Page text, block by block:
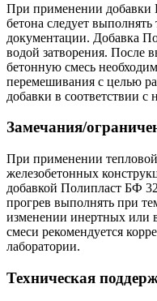
При применении добавки
бетона следует
документации. Добавка
водой затворения. После
бетонную смесь
перемешивания с целью
добавки в соответствии
Замечания/
При применении
железобетонных
добавкой Полипласт БФ
прогрев выполнять при
изменении инертных или
смеси рекомендуется
лаборатории.
Техническая